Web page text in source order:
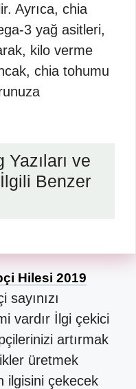
Ayrıca, chia
3 yağ asitleri,
kilo verme
chia tohumu
ve
Benzer
Hilesi 2019
vardır İlgi çekici
artırmak
üretmek
ilgisini çekecek